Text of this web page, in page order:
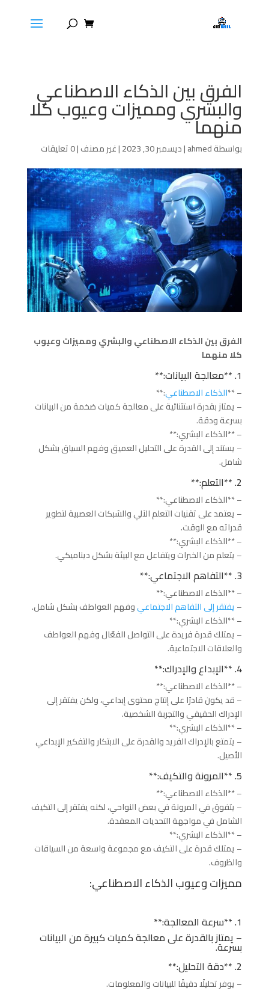
الفرق بين الذكاء الاصطناعي
والبشري ومميزات وعيوب كلا
منهما
بواسطةahmed
|ديسمبر 30, 2023 |غير مصنف|0 تعليقات
الفرق بين الذكاء الاصطناعي والبشري ومميزات وعيوب
كلا منهما
1. **معالجة البيانات:**
– **الذكاء الاصطناعي:**
– يمتاز بقدرة استثنائية على معالجة كميات ضخمة من البيانات
بسرعة ودقة.
– **الذكاء البشري:**
– يستند إلى القدرة على التحليل العميق وفهم السياق بشكل
شامل.
2. **التعلم:**
– **الذكاء الاصطناعي:**
– يعتمد على تقنيات التعلم الآلي والشبكات العصبية لتطوير
قدراته مع الوقت.
– **الذكاء البشري:**
– يتعلم من الخبرات ويتفاعل مع البيئة بشكل ديناميكي.
3. **التفاهم الاجتماعي:**
– **الذكاء الاصطناعي:**
–يفتقر إلى التفاهم الاجتماعيوفهم العواطف بشكل شامل.
– **الذكاء البشري:**
– يمتلك قدرة فريدة على التواصل الفعّال وفهم العواطف
والعلاقات الاجتماعية.
4. **الإبداع والإدراك:**
– **الذكاء الاصطناعي:**
– قد يكون قادرًا على إنتاج محتوى إبداعي، ولكن يفتقر إلى
الإدراك الحقيقي والتجربة الشخصية.
– **الذكاء البشري:**
– يتمتع بالإدراك الفريد والقدرة على الابتكار والتفكير الإبداعي
الأصيل.
5. **المرونة والتكيف:**
– **الذكاء الاصطناعي:**
– يتفوق في المرونة في بعض النواحي، لكنه يفتقر إلى التكيف
الشامل في مواجهة التحديات المعقدة.
– **الذكاء البشري:**
– يمتلك قدرة على التكيف مع مجموعة واسعة من السياقات
والظروف.
مميزات وعيوب الذكاء الاصطناعي:
1. **سرعة المعالجة:**
– يمتاز بالقدرة على معالجة كميات كبيرة من البيانات
بسرعة.
2. **دقة التحليل:**
– يوفر تحليلًا دقيقًا للبيانات والمعلومات.